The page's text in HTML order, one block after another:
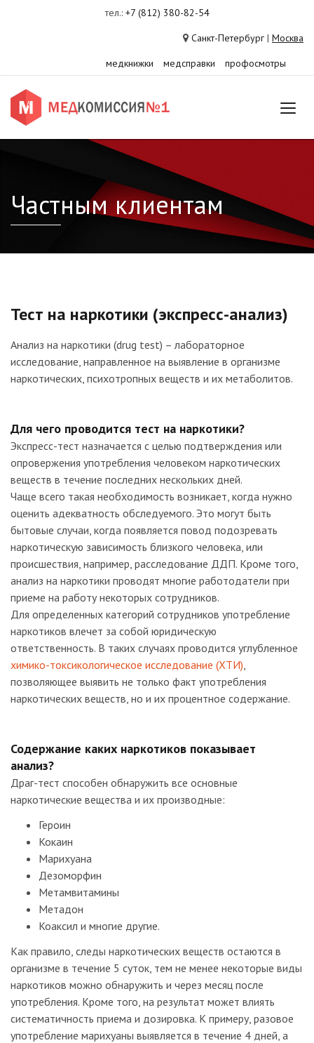
тел.: +7 (812) 380-82-54
Санкт-Петербург | Москва
медкнижки
медсправки профосмотры
Частным клиентам
Тест на наркотики (экспресс-анализ)
Анализ на наркотики (drug test) – лабораторное
исследование, направленное на выявление в организме
наркотических, психотропных веществ и их метаболитов.
Для чего проводится тест на наркотики?
Экспресс-тест назначается с целью подтверждения или
опровержения употребления человеком наркотических
веществ в течение последних нескольких дней.
Чаще всего такая необходимость возникает, когда нужно
оценить адекватность обследуемого. Это могут быть
бытовые случаи, когда появляется повод подозревать
наркотическую зависимость близкого человека, или
происшествия, например, расследование ДДП. Кроме того,
анализ на наркотики проводят многие работодатели при
приеме на работу некоторых сотрудников.
Для определенных категорий сотрудников употребление
наркотиков влечет за собой юридическую
ответственность. В таких случаях проводится углубленное
химико-токсикологическое исследование (ХТИ),
позволяющее выявить не только факт употребления
наркотических веществ, но и их процентное содержание.
Содержание каких наркотиков показывает
анализ?
Драг-тест способен обнаружить все основные
наркотические вещества и их производные:
Героин
Кокаин
Марихуана
Дезоморфин
Метамвитамины
Метадон
Коаксил и многие другие.
Как правило, следы наркотических веществ остаются в
организме в течение 5 суток, тем не менее некоторые виды
наркотиков можно обнаружить и через месяц после
употребления. Кроме того, на результат может влиять
систематичность приема и дозировка. К примеру, разовое
употребление марихуаны выявляется в течение 4 дней, а